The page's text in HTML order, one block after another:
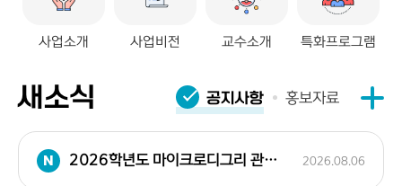
사업소개 사업비전 교수소개 특화프로그램
새소식 공지사항
2026학년도 마이크로디그리 관련 안내사항(전기전자공학부, 기계공학부, 융합안전공학과) 2026.08.06
홍보자료